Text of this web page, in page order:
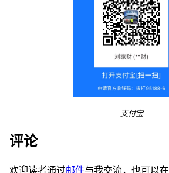
支付宝
评论
欢迎读者通过邮件与我交流，也可以在